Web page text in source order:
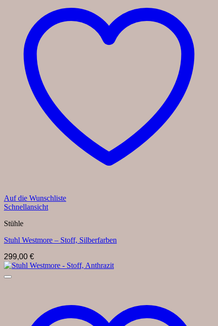
Auf die Wunschliste
Schnellansicht
Stühle
Stuhl Westmore – Stoff, Silberfarben
299,00 €